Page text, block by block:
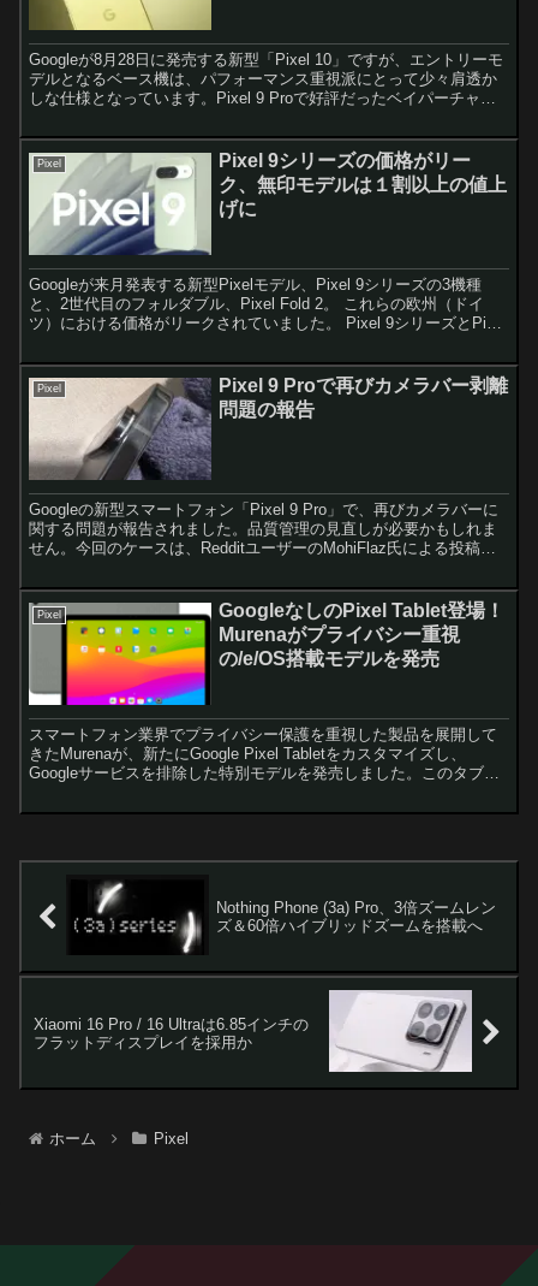
Googleが8月28日に発売する新型「Pixel 10」ですが、エントリーモ
デルとなるベース機は、パフォーマンス重視派にとって少々肩透か
しな仕様となっています。Pixel 9 Proで好評だったベイパーチャン
Pixel
Pixel 9シリーズの価格がリー
ク、無印モデルは１割以上の値上
げに
Googleが来月発表する新型Pixelモデル、Pixel 9シリーズの3機種
と、2世代目のフォルダブル、Pixel Fold 2。 これらの欧州（ドイ
ツ）における価格がリークされていました。 Pixel 9シリーズとPixel
Pixel
Pixel 9 Proで再びカメラバー剥離
問題の報告
Googleの新型スマートフォン「Pixel 9 Pro」で、再びカメラバーに
関する問題が報告されました。品質管理の見直しが必要かもしれま
せん。今回のケースは、RedditユーザーのMohiFlaz氏による投稿か
Pixel
GoogleなしのPixel Tablet登場！
Murenaがプライバシー重視
の/e/OS搭載モデルを発売
スマートフォン業界でプライバシー保護を重視した製品を展開して
きたMurenaが、新たにGoogle Pixel Tabletをカスタマイズし、
Googleサービスを排除した特別モデルを発売しました。このタブレ
Nothing Phone (3a) Pro、3倍ズームレン
ズ＆60倍ハイブリッドズームを搭載へ
Xiaomi 16 Pro / 16 Ultraは6.85インチの
フラットディスプレイを採用か
ホーム Pixel